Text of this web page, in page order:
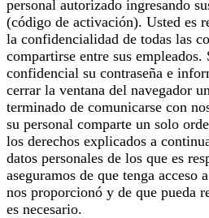
personal autorizado ingresando
(código de activación). Usted es
la confidencialidad de todas las
compartirse entre sus empleados.
confidencial su contraseña e
cerrar la ventana del navegador
terminado de comunicarse con
su personal comparte un solo
los derechos explicados a
datos personales de los que es
aseguramos de que tenga acceso
nos proporcionó y de que pueda
es necesario.